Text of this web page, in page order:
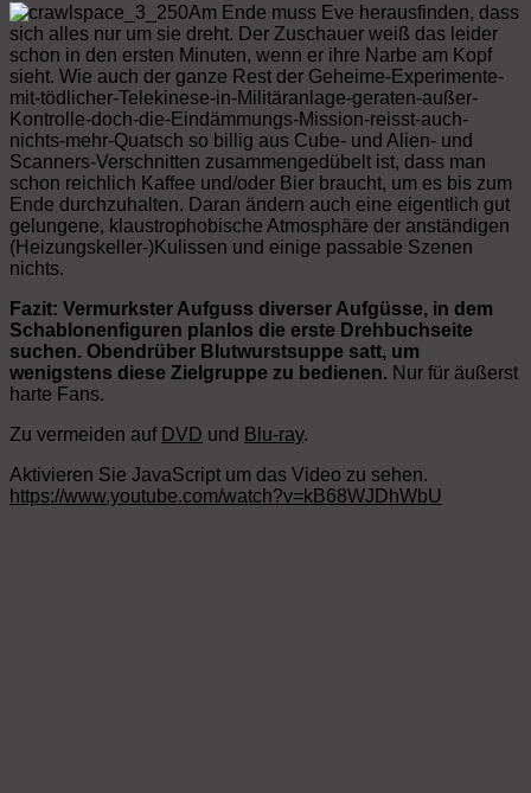
Am Ende muss Eve herausfinden, dass
sich alles nur um sie dreht. Der Zuschauer weiß das leider
schon in den ersten Minuten, wenn er ihre Narbe am Kopf
sieht. Wie auch der ganze Rest der Geheime-Experimente-
mit-tödlicher-Telekinese-in-Militäranlage-geraten-außer-
Kontrolle-doch-die-Eindämmungs-Mission-reisst-auch-
nichts-mehr-Quatsch so billig aus Cube- und Alien- und
Scanners-Verschnitten zusammengedübelt ist, dass man
schon reichlich Kaffee und/oder Bier braucht, um es bis zum
Ende durchzuhalten. Daran ändern auch eine eigentlich gut
gelungene, klaustrophobische Atmosphäre der anständigen
(Heizungskeller-)Kulissen und einige passable Szenen
nichts.
Fazit: Vermurkster Aufguss diverser Aufgüsse, in dem
Schablonenfiguren planlos die erste Drehbuchseite
suchen. Obendrüber Blutwurstsuppe satt, um
wenigstens diese Zielgruppe zu bedienen. Nur für äußerst
harte Fans.
Zu vermeiden auf DVD und Blu-ray.
Aktivieren Sie JavaScript um das Video zu sehen.
https://www.youtube.com/watch?v=kB68WJDhWbU